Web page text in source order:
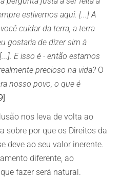
estivemos aqui. [...] A
cuidar da terra, a terra
gostaria de dizer sim à
E isso é - então estamos
precioso na vida? O
nosso povo, o que é
nos leva de volta ao
sobre por que os Direitos da
deve ao seu valor inerente.
diferente, ao
fazer será natural.